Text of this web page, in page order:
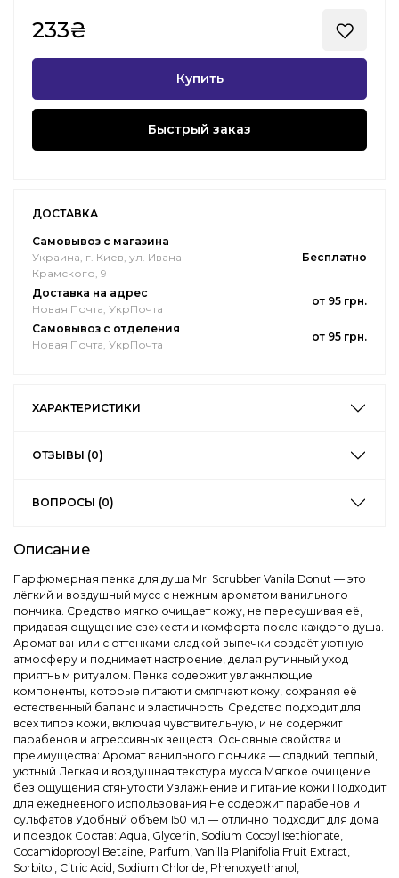
233₴
Купить
Быстрый заказ
ДОСТАВКА
Самовывоз с магазина
Украина, г. Киев, ул. Ивана
Крамского, 9
Бесплатно
Доставка на адрес
Новая Почта, УкрПочта
от 95 грн.
Самовывоз с отделения
Новая Почта, УкрПочта
от 95 грн.
ХАРАКТЕРИСТИКИ
ОТЗЫВЫ (0)
ВОПРОСЫ (0)
Описание
Парфюмерная пенка для душа Mr. Scrubber Vanila Donut — это
лёгкий и воздушный мусс с нежным ароматом ванильного
пончика. Средство мягко очищает кожу, не пересушивая её,
придавая ощущение свежести и комфорта после каждого душа.
Аромат ванили с оттенками сладкой выпечки создаёт уютную
атмосферу и поднимает настроение, делая рутинный уход
приятным ритуалом. Пенка содержит увлажняющие
компоненты, которые питают и смягчают кожу, сохраняя её
естественный баланс и эластичность. Средство подходит для
всех типов кожи, включая чувствительную, и не содержит
парабенов и агрессивных веществ. Основные свойства и
преимущества: Аромат ванильного пончика — сладкий, теплый,
уютный Легкая и воздушная текстура мусса Мягкое очищение
без ощущения стянутости Увлажнение и питание кожи Подходит
для ежедневного использования Не содержит парабенов и
сульфатов Удобный объём 150 мл — отлично подходит для дома
и поездок Состав: Aqua, Glycerin, Sodium Cocoyl Isethionate,
Cocamidopropyl Betaine, Parfum, Vanilla Planifolia Fruit Extract,
Sorbitol, Citric Acid, Sodium Chloride, Phenoxyethanol,